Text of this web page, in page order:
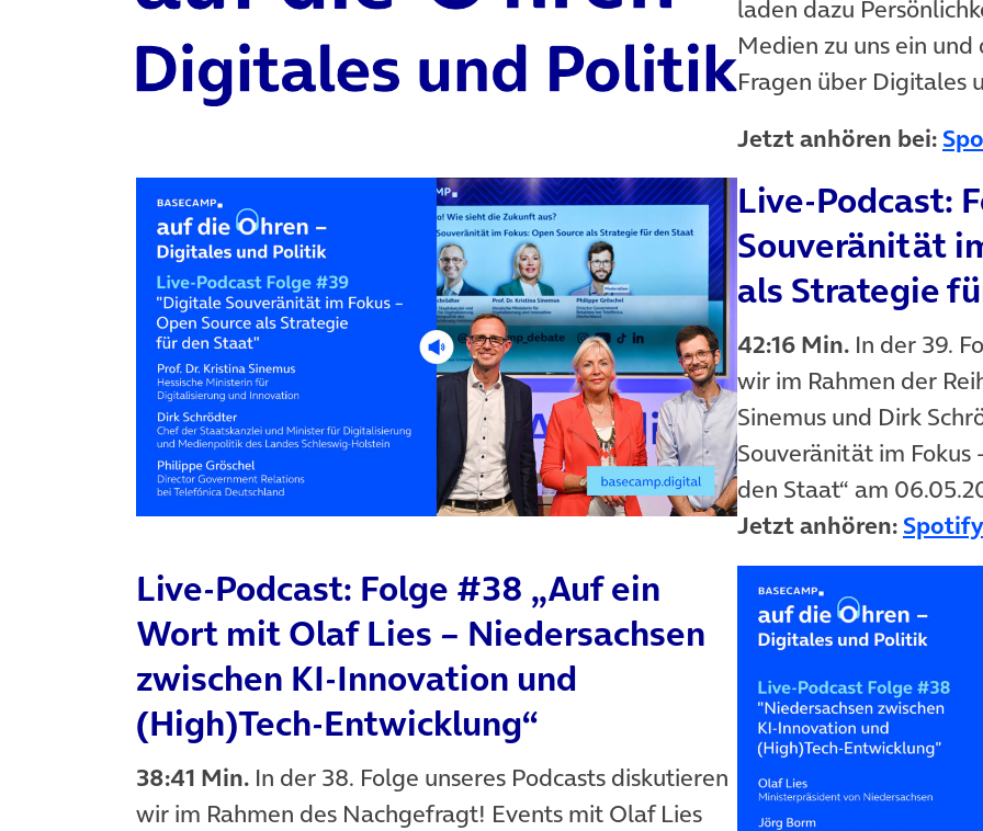
laden dazu
Medien zu uns ein
Fragen über Digitales
Jetzt anhören bei:
(öffnet in neuem Tab)
Live-Podcast:
Souveränität
als Strategie
42:16 Min. In der 39.
wir im Rahmen der
Sinemus und Dirk
Souveränität im Fokus
den Staat“ am
Jetzt anhören: Spotify
Live-Podcast: Folge #38 „Auf ein
Wort mit Olaf Lies – Niedersachsen
zwischen KI‑Innovation und
(High)Tech‑Entwicklung“
38:41 Min. In der 38. Folge unseres Podcasts diskutieren
wir im Rahmen des Nachgefragt! Events mit Olaf Lies